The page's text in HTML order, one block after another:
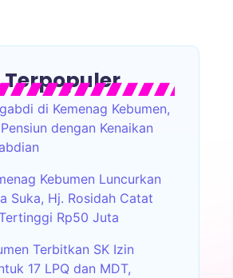
di Kemenag Kebumen,
dengan Kenaikan
Kebumen Luncurkan
Suka, Hj. Rosidah Catat
Rp50 Juta
Terbitkan SK Izin
17 LPQ dan MDT,